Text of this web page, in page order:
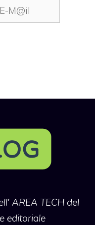
AREA TECH del
editoriale